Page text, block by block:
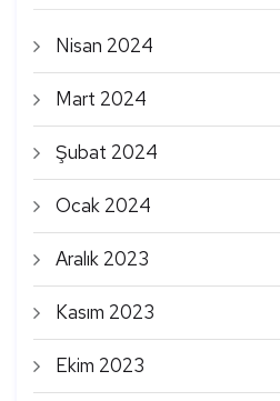
Nisan 2024
Mart 2024
Şubat 2024
Ocak 2024
Aralık 2023
Kasım 2023
Ekim 2023